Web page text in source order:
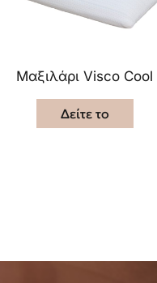
Μαξιλάρι Visco Cool
Δείτε το